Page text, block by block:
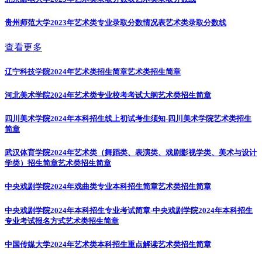
贵州师范大学2023年艺术类专业录取分数情况表艺术类录取分数线
查看更多
辽宁科技学院2024年艺术类招生简章艺术类招生简章
河北美术学院2024年艺术类专业校考考试大纲艺术类招生简章
四川美术学院2024年本科招生线上初试考生须知-四川美术学院艺术类招生
简章
武汉体育学院2024年艺术类（舞蹈类、表演类、戏剧影视学类、美术与设计
学类）招生简章艺术类招生简章
中央戏剧学院2024年戏曲类专业本科招生简章艺术类招生简章
中央戏剧学院2024年本科招生专业考试简章-中央戏剧学院2024年本科招生
专业考试报名方式艺术类招生简章
中国传媒大学2024年艺术类本科招生重点解读艺术类招生简章